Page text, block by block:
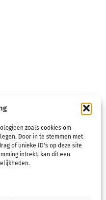
zoals cookies om
Door in te stemmen met
of unieke ID's op deze site
intrekt, kan dit een
from Global